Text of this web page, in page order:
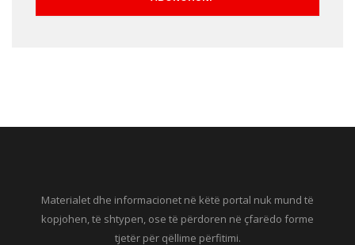
Materialet dhe informacionet në këtë portal nuk mund të
kopjohen, të shtypen, ose të përdoren në çfarëdo forme
tjetër për qëllime përfitimi.